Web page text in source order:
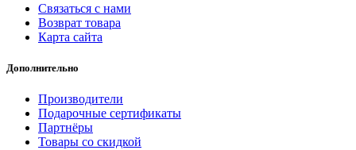
Связаться с нами
Возврат товара
Карта сайта
Дополнительно
Производители
Подарочные сертификаты
Партнёры
Товары со скидкой